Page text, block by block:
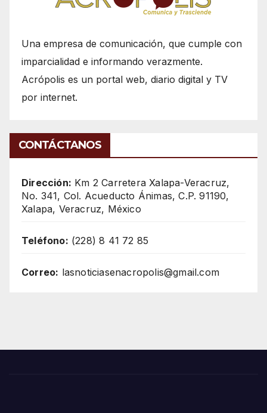
Una empresa de comunicación, que cumple con
imparcialidad e informando verazmente.
Acrópolis es un portal web, diario digital y TV
por internet.
CONTÁCTANOS
Dirección: Km 2 Carretera Xalapa-Veracruz,
No. 341, Col. Acueducto Ánimas, C.P. 91190,
Xalapa, Veracruz, México
Teléfono: (228) 8 41 72 85
Correo: lasnoticiasenacropolis@gmail.com